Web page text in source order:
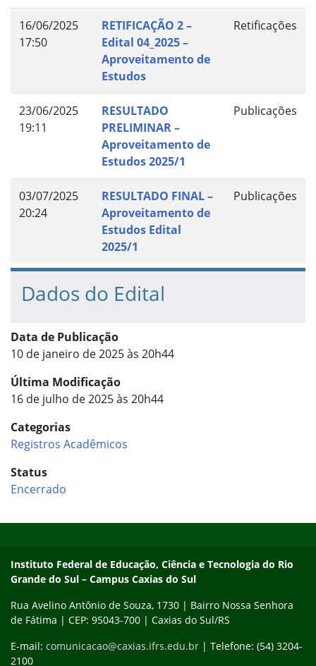
16/06/2025
17:50
RETIFICAÇÃO 2 –
Edital 04_2025 –
Aproveitamento de
Estudos
Retificações
23/06/2025
19:11
RESULTADO
PRELIMINAR –
Aproveitamento de
Estudos 2025/1
Publicações
03/07/2025
20:24
RESULTADO FINAL –
Aproveitamento de
Estudos Edital
2025/1
Publicações
Dados do Edital
Data de Publicação
10 de janeiro de 2025 às 20h44
Última Modificação
16 de julho de 2025 às 20h44
Categorias
Registros Acadêmicos
Status
Encerrado
Instituto Federal de Educação, Ciência e Tecnologia do Rio
Grande do Sul – Campus Caxias do Sul
Rua Avelino Antônio de Souza, 1730 | Bairro Nossa Senhora
de Fátima | CEP: 95043-700 | Caxias do Sul/RS
E-mail: comunicacao@caxias.ifrs.edu.br | Telefone: (54) 3204-
2100